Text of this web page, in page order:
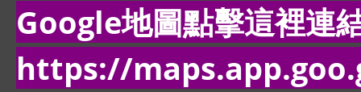
Google地圖點擊這裡連
https://